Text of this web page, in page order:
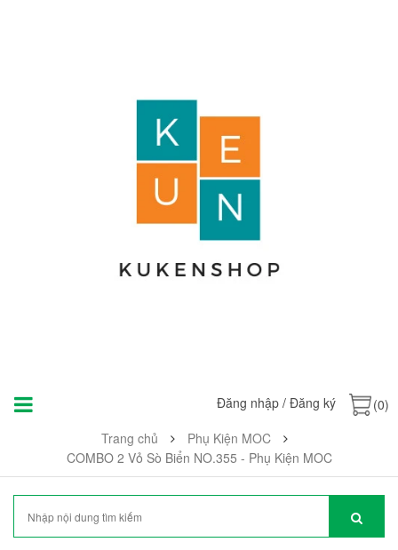
Đăng nhập / Đăng ký
(0)
Trang chủ
Phụ Kiện MOC
COMBO 2 Vỏ Sò Biển NO.355 - Phụ Kiện MOC